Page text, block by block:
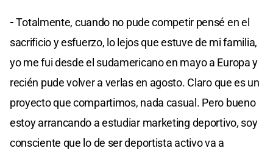
-Totalmente, cuando no pude competir pensé en el
sacrificio y esfuerzo, lo lejos que estuve de mi familia,
yo me fui desde el sudamericano en mayo a Europa y
recién pude volver a verlas en agosto. Claro que es un
proyecto que compartimos, nada casual. Pero bueno
estoy arrancando a estudiar marketing deportivo, soy
consciente que lo de ser deportista activo va a